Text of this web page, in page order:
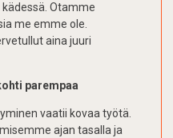
Otamme
me emme ole.
aina juuri
parempaa
vaatii kovaa työtä.
ajan tasalla ja